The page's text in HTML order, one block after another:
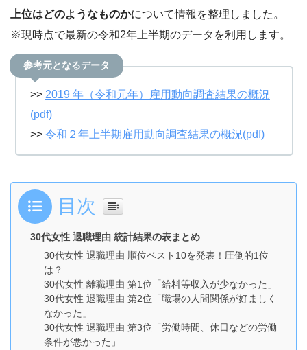
上位はどのようなものかについて情報を整理しました。
※現時点で最新の令和2年上半期のデータを利用します。
参考元となるデータ
>> 2019 年（令和元年）雇用動向調査結果の概況
(pdf)
>> 令和２年上半期雇用動向調査結果の概況(pdf)
目次
30代女性 退職理由 統計結果の表まとめ
30代女性 退職理由 順位ベスト10を発表！圧倒的1位
は？
30代女性 離職理由 第1位「給料等収入が少なかった」
30代女性 退職理由 第2位「職場の人間関係が好ましく
なかった」
30代女性 退職理由 第3位「労働時間、休日などの労働
条件が悪かった」